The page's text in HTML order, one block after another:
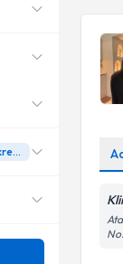
EMDR Avrupa Akredite Terapisti